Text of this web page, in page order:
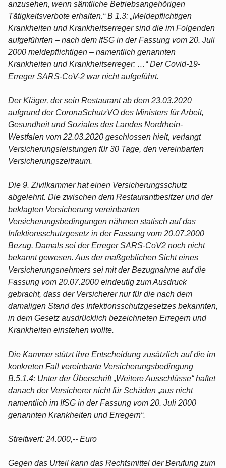
anzusehen, wenn sämtliche Betriebsangehörigen
Tätigkeitsverbote erhalten.“ B 1.3: „Meldepflichtigen
Krankheiten und Krankheitserreger sind die im Folgenden
aufgeführten – nach dem IfSG in der Fassung vom 20. Juli
2000 meldepflichtigen – namentlich genannten
Krankheiten und Krankheitserreger: …“ Der Covid-19-
Erreger SARS-CoV-2 war nicht aufgeführt.
Der Kläger, der sein Restaurant ab dem 23.03.2020
aufgrund der CoronaSchutzVO des Ministers für Arbeit,
Gesundheit und Soziales des Landes Nordrhein-
Westfalen vom 22.03.2020 geschlossen hielt, verlangt
Versicherungsleistungen für 30 Tage, den vereinbarten
Versicherungszeitraum.
Die 9. Zivilkammer hat einen Versicherungsschutz
abgelehnt. Die zwischen dem Restaurantbesitzer und der
beklagten Versicherung vereinbarten
Versicherungsbedingungen nähmen statisch auf das
Infektionsschutzgesetz in der Fassung vom 20.07.2000
Bezug. Damals sei der Erreger SARS-CoV2 noch nicht
bekannt gewesen. Aus der maßgeblichen Sicht eines
Versicherungsnehmers sei mit der Bezugnahme auf die
Fassung vom 20.07.2000 eindeutig zum Ausdruck
gebracht, dass der Versicherer nur für die nach dem
damaligen Stand des Infektionsschutzgesetzes bekannten,
in dem Gesetz ausdrücklich bezeichneten Erregern und
Krankheiten einstehen wollte.
Die Kammer stützt ihre Entscheidung zusätzlich auf die im
konkreten Fall vereinbarte Versicherungsbedingung
B.5.1.4: Unter der Überschrift „Weitere Ausschlüsse“ haftet
danach der Versicherer nicht für Schäden „aus nicht
namentlich im IfSG in der Fassung vom 20. Juli 2000
genannten Krankheiten und Erregern“.
Streitwert: 24.000,-- Euro
Gegen das Urteil kann das Rechtsmittel der Berufung zum